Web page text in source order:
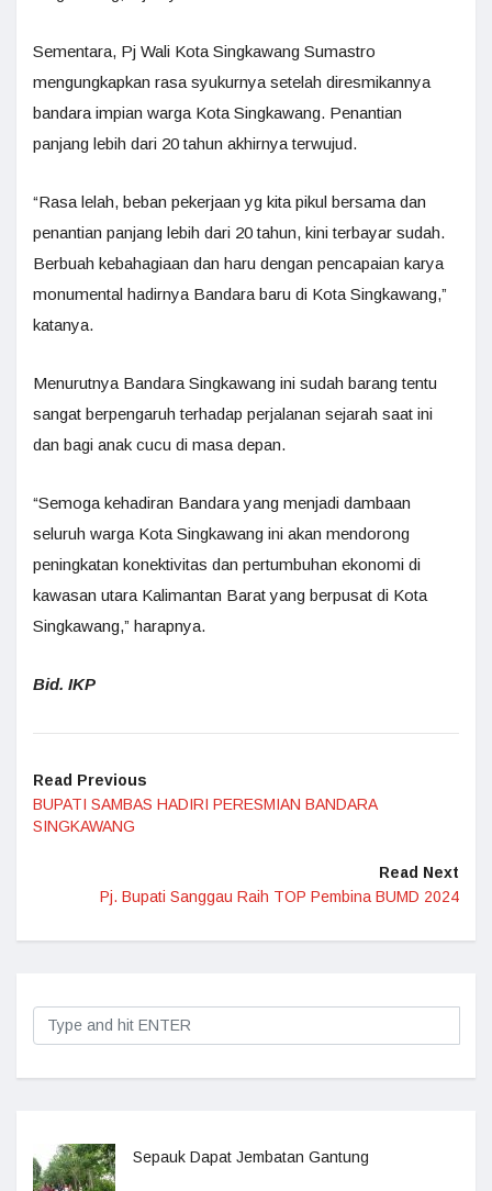
Sementara, Pj Wali Kota Singkawang Sumastro
mengungkapkan rasa syukurnya setelah diresmikannya
bandara impian warga Kota Singkawang. Penantian
panjang lebih dari 20 tahun akhirnya terwujud.
“Rasa lelah, beban pekerjaan yg kita pikul bersama dan
penantian panjang lebih dari 20 tahun, kini terbayar sudah.
Berbuah kebahagiaan dan haru dengan pencapaian karya
monumental hadirnya Bandara baru di Kota Singkawang,”
katanya.
Menurutnya Bandara Singkawang ini sudah barang tentu
sangat berpengaruh terhadap perjalanan sejarah saat ini
dan bagi anak cucu di masa depan.
“Semoga kehadiran Bandara yang menjadi dambaan
seluruh warga Kota Singkawang ini akan mendorong
peningkatan konektivitas dan pertumbuhan ekonomi di
kawasan utara Kalimantan Barat yang berpusat di Kota
Singkawang,” harapnya.
Bid. IKP
Read Previous
BUPATI SAMBAS HADIRI PERESMIAN BANDARA
SINGKAWANG
Read Next
Pj. Bupati Sanggau Raih TOP Pembina BUMD 2024
Sepauk Dapat Jembatan Gantung